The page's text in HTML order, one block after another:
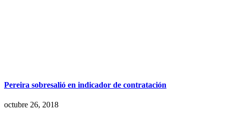
Pereira sobresalió en indicador de contratación
octubre 26, 2018